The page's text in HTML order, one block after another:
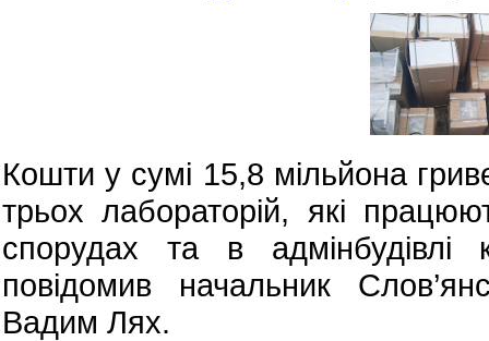
Кошти у сумі 15,8 мільйона
трьох лабораторій, які
спорудах та в адмінбудівлі
повідомив начальник
Вадим Лях.